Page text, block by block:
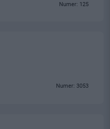
Numer: 125
Numer: 3053